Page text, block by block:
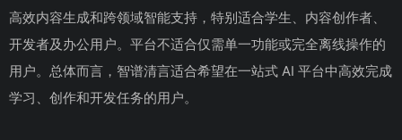
高效内容生成和跨领域智能支持，特别适合学生、内容创作者、
开发者及办公用户。平台不适合仅需单一功能或完全离线操作的
用户。总体而言，智谱清言适合希望在一站式 AI 平台中高效完成
学习、创作和开发任务的用户。